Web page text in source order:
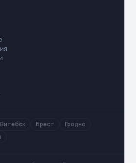
Витебск Брест
Гродно